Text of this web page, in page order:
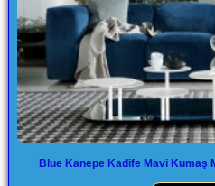
Blue Kanepe Kadife Mavi Kumaş